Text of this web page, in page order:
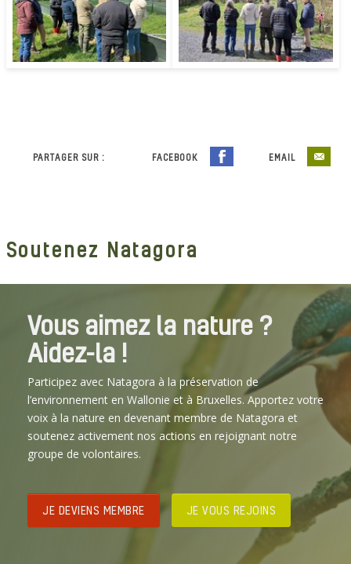
PARTAGER SUR : FACEBOOK EMAIL
Soutenez Natagora
Vous aimez la nature ?
Aidez-la !
Participez avec Natagora à la préservation de
l’environnement en Wallonie et à Bruxelles. Apportez votre
voix à la nature en devenant membre de Natagora et
soutenez activement nos actions en rejoignant notre
groupe de volontaires.
JE DEVIENS MEMBRE JE VOUS REJOINS